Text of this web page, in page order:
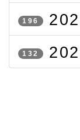
灣參賽
196
競賽
132